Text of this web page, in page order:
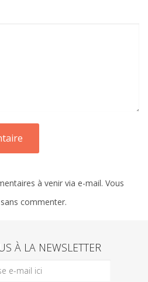
à venir via e-mail. Vous
sans commenter.
À LA NEWSLETTER